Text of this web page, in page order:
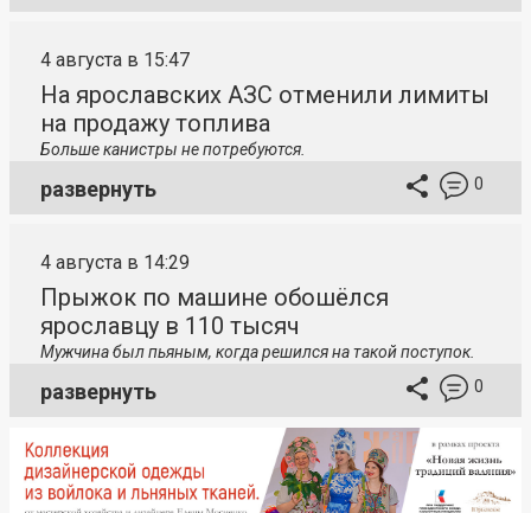
4 августа в 15:47
На ярославских АЗС отменили лимиты
на продажу топлива
Больше канистры не потребуются.
развернуть 0
4 августа в 14:29
Прыжок по машине обошёлся
ярославцу в 110 тысяч
Мужчина был пьяным, когда решился на такой поступок.
развернуть 0